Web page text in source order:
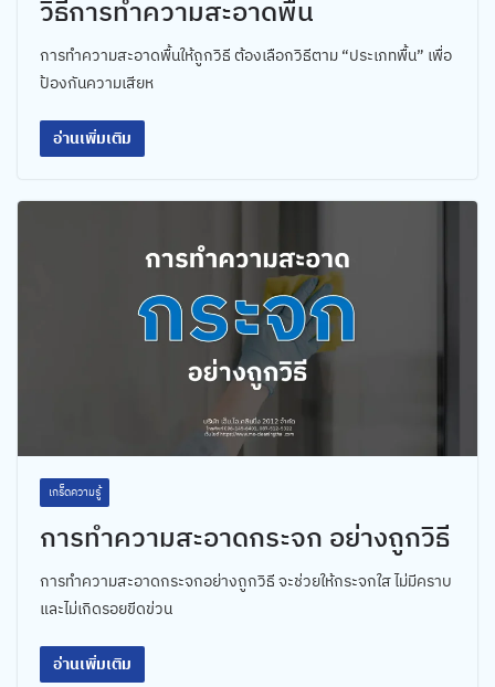
วิธีการทำความสะอาดพื้น
การทำความสะอาดพื้นให้ถูกวิธี ต้องเลือกวิธีตาม “ประเภทพื้น” เพื่อ
ป้องกันความเสียห
อ่านเพิ่มเติม
เกร็ดความรู้
การทำความสะอาดกระจก อย่างถูกวิธี
การทำความสะอาดกระจกอย่างถูกวิธี จะช่วยให้กระจกใส ไม่มีคราบ
และไม่เกิดรอยขีดข่วน
อ่านเพิ่มเติม